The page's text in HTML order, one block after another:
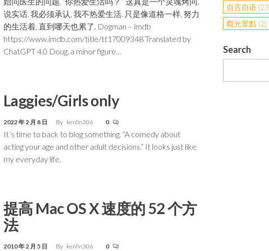
说实话. 我必须承认, 我不热爱生活. 只是像道格一样, 努力
的生活着, 直到哪天也累了. Dogman – imdb
https://www.imdb.com/title/tt17009348 Translated by
ChatGPT 4.0 Doug, a minor figure…
Laggies/Girls only
2022 年 2 月 8 日 By kenlin306 0
It’s time to back to blog something. “A comedy about
acting your age and other adult decisions.” It looks just like
my everyday life.
提高 Mac OS X 速度的 52 个方
法
2010 年 2 月 5 日 By kenlin306 0
自言自语
觀光景點(2)
Search